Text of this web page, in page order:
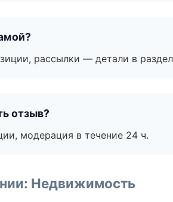
рассылки — детали в
отзыв?
модерация в течение 24 ч.
Недвижимость